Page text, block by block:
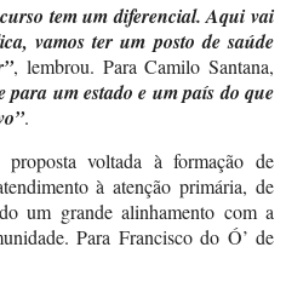
tem um diferencial. Aqui vai
vamos ter um posto de saúde
, lembrou. Para Camilo Santana,
um estado e um país do que
.
voltada à formação de
à atenção primária, de
um grande alinhamento com a
Para Francisco do Ó’ de